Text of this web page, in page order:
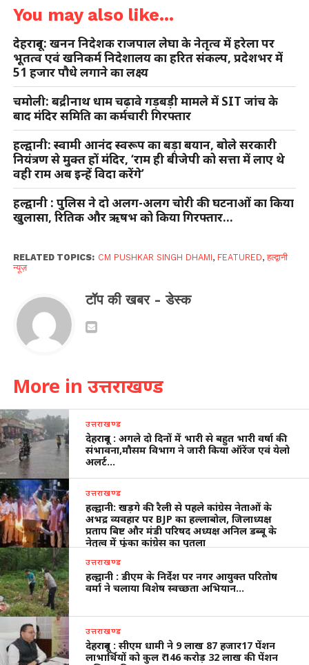
You may also like...
देहरादून: खनन निदेशक राजपाल लेघा के नेतृत्व में हरेला पर
भूतत्व एवं खनिकर्म निदेशालय का हरित संकल्प, प्रदेशभर में
51 हजार पौधे लगाने का लक्ष्य
चमोली: बद्रीनाथ धाम चढ़ावे गड़बड़ी मामले में SIT जांच के
बाद मंदिर समिति का कर्मचारी गिरफ्तार
हल्द्वानी: स्वामी आनंद स्वरूप का बड़ा बयान, बोले सरकारी
नियंत्रण से मुक्त हों मंदिर, ‘राम ही बीजेपी को सत्ता में लाए थे
वही राम अब इन्हें विदा करेंगे’
हल्द्वानी : पुलिस ने दो अलग-अलग चोरी की घटनाओं का किया
खुलासा, रितिक और ऋषभ को किया गिरफ्तार…
RELATED TOPICS: CM PUSHKAR SINGH DHAMI, FEATURED,हल्द्वानी
न्यूज़
टॉप की खबर - डेस्क
More in उत्तराखण्ड
उत्तराखण्ड
देहरादून : अगले दो दिनों में भारी से बहुत भारी वर्षा की
संभावना,मौसम विभाग ने जारी किया ऑरेंज एवं येलो
अलर्ट…
उत्तराखण्ड
हल्द्वानी: खड़गे की रैली से पहले कांग्रेस नेताओं के
अभद्र व्यवहार पर BJP का हल्लाबोल, जिलाध्यक्ष
प्रताप बिष्ट और मंडी परिषद अध्यक्ष अनिल डब्बू के
नेतृत्व में फूंका कांग्रेस का पुतला
उत्तराखण्ड
हल्द्वानी : डीएम के निर्देश पर नगर आयुक्त परितोष
वर्मा ने चलाया विशेष स्वच्छता अभियान…
उत्तराखण्ड
देहरादून : सीएम धामी ने 9 लाख 87 हजार17 पेंशन
लाभार्थियों को कुल ₹ 146 करोड़ 32 लाख की पेंशन